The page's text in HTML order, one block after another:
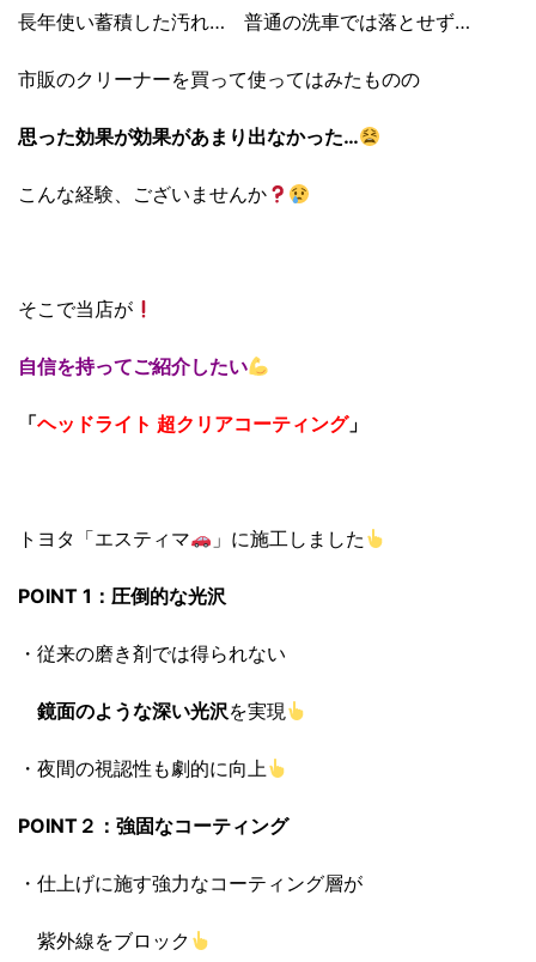
長年使い蓄積した汚れ… 普通の洗車では落とせず…
市販のクリーナーを買って使ってはみたものの
思った効果が効果があまり出なかった…
こんな経験、ございませんか
そこで当店が
自信を持ってご紹介したい
「ヘッドライト 超クリアコーティング」
トヨタ「エスティマ 」に施工しました
POINT 1：圧倒的な光沢
・従来の磨き剤では得られない
鏡面のような深い光沢を実現
・夜間の視認性も劇的に向上
POINT２：強固なコーティング
・仕上げに施す強力なコーティング層が
紫外線をブロック